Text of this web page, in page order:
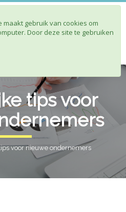
Toggle
tips voor
voor nieuwe ondernemers
maakt gebruik van cookies om
Door deze site te gebruiken